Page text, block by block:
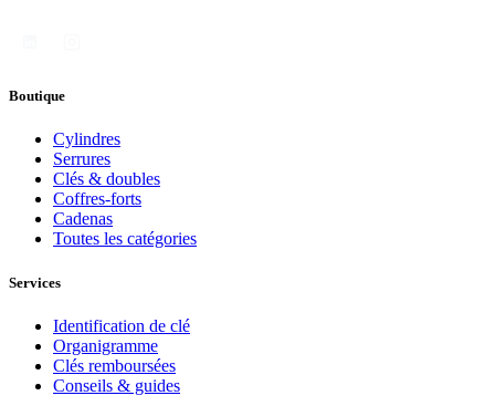
Boutique
Cylindres
Serrures
Clés & doubles
Coffres-forts
Cadenas
Toutes les catégories
Services
Identification de clé
Organigramme
Clés remboursées
Conseils & guides